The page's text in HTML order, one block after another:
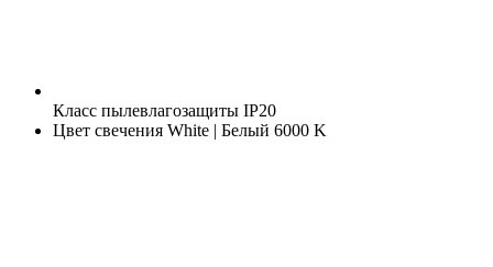
Класс пылевлагозащиты IP20
Цвет свечения White | Белый 6000 K